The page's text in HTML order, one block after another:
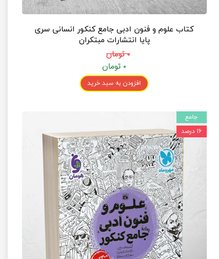
کتاب علوم و فنون ادبی جامع کنکور انسانی سری
پایا انتشارات مبتکران
۰ تومان
۰ تومان
افزودن به سبد خرید
جامع
۱۶ درصد